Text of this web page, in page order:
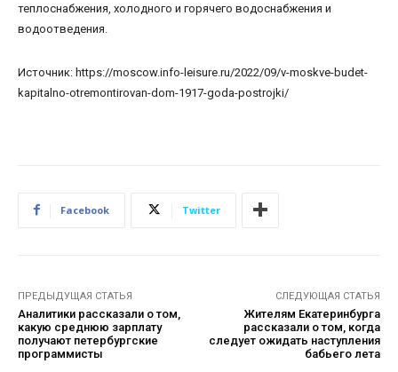
теплоснабжения, холодного и горячего водоснабжения и
водоотведения.
Источник: https://moscow.info-leisure.ru/2022/09/v-moskve-budet-
kapitalno-otremontirovan-dom-1917-goda-postrojki/
Facebook Twitter
ПРЕДЫДУЩАЯ СТАТЬЯ
Аналитики рассказали о том,
какую среднюю зарплату
получают петербургские
программисты
СЛЕДУЮЩАЯ СТАТЬЯ
Жителям Екатеринбурга
рассказали о том, когда
следует ожидать наступления
бабьего лета